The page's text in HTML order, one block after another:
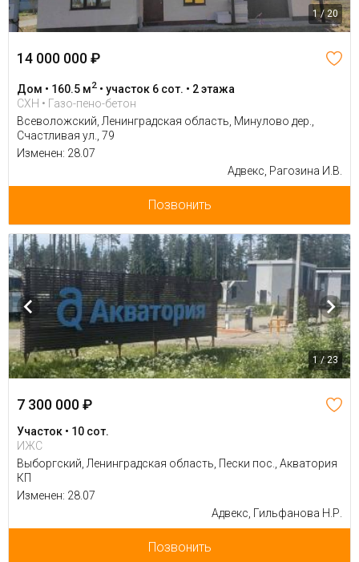
1 / 20
14 000 000 ₽
Дом • 160.5 м2 • участок 6 сот. • 2 этажа
СХН • Газо-пено-бетон
Всеволожский, Ленинградская область, Минулово дер.,
Счастливая ул., 79
Изменен: 28.07
Адвекс, Рагозина И.В.
Позвонить
1 / 23
7 300 000 ₽
Участок • 10 сот.
ИЖС
Выборгский, Ленинградская область, Пески пос., Акватория
КП
Изменен: 28.07
Адвекс, Гильфанова Н.Р.
Позвонить